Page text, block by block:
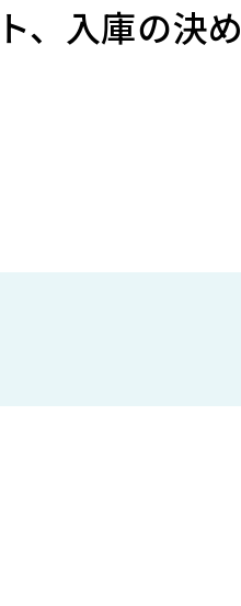
、入庫の決め